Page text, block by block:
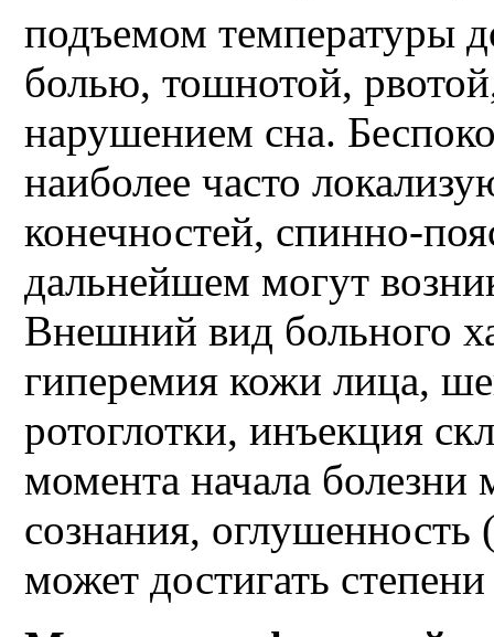
подъемом температуры
болью, тошнотой,
нарушением сна.
наиболее часто
конечностей, спинно-
дальнейшем могут
Внешний вид больного
гиперемия кожи лица,
ротоглотки, инъекция
момента начала болезни
сознания,
может достигать